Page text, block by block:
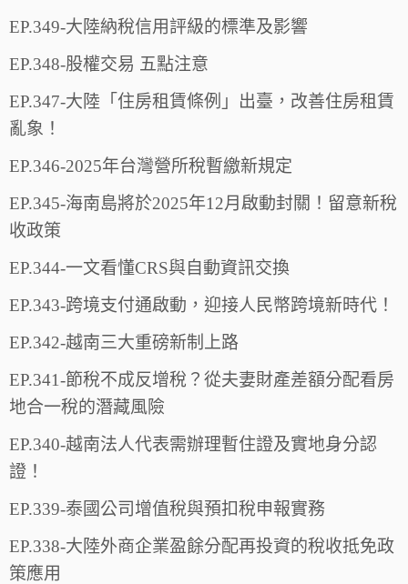
EP.349-大陸納稅信用評級的標準及影響
EP.348-股權交易 五點注意
EP.347-大陸「住房租賃條例」出臺，改善住房租賃
亂象！
EP.346-2025年台灣營所稅暫繳新規定
EP.345-海南島將於2025年12月啟動封關！留意新稅
收政策
EP.344-一文看懂CRS與自動資訊交換
EP.343-跨境支付通啟動，迎接人民幣跨境新時代！
EP.342-越南三大重磅新制上路
EP.341-節稅不成反增稅？從夫妻財產差額分配看房
地合一稅的潛藏風險
EP.340-越南法人代表需辦理暫住證及實地身分認
證！
EP.339-泰國公司增值稅與預扣稅申報實務
EP.338-大陸外商企業盈餘分配再投資的稅收抵免政
策應用